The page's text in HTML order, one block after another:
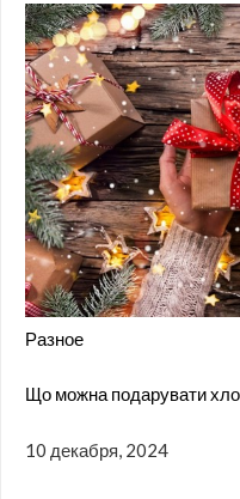
Разное
Що можна подарувати
10 декабря, 2024